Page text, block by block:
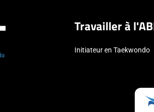
Travailler à
Initiateur en Taekwondo